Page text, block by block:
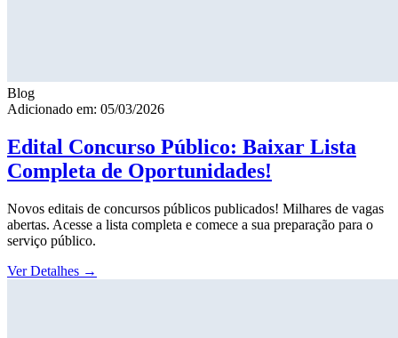
Blog
Adicionado em: 05/03/2026
Edital Concurso Público: Baixar Lista
Completa de Oportunidades!
Novos editais de concursos públicos publicados! Milhares de vagas
abertas. Acesse a lista completa e comece a sua preparação para o
serviço público.
Ver Detalhes →